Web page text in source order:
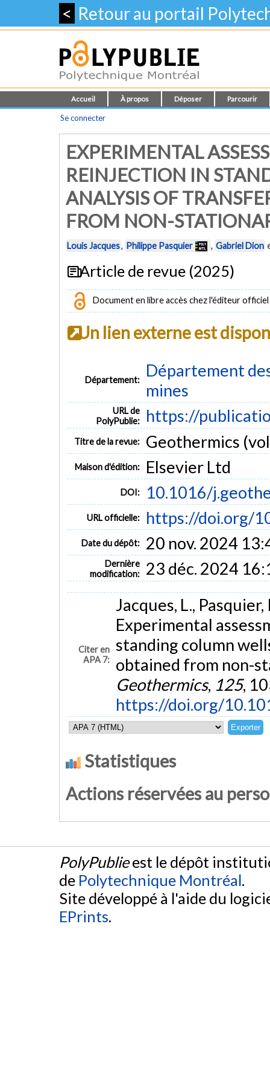
< Retour au portail
Accueil À propos Déposer Parcourir
Se connecter
EXPERIMENTAL
REINJECTION IN
ANALYSIS OF
FROM NON-
Louis Jacques, Philippe Pasquier , Gabriel Dion
Article de revue (2025)
Document en libre accès chez l'éditeur officiel
Un lien externe est
Département:
Département
mines
URL de
PolyPublie:
https://
Titre de la revue: Geothermics
Maison d'édition: Elsevier Ltd
DOI: 10.1016/
URL officielle: https://doi.org/
Date du dépôt: 20 nov. 2024
Dernière
modification:
23 déc. 2024
Citer en
APA 7:
Jacques, L.,
Experimental
standing column
obtained from non-
Geothermics, 125,
https://doi.org/
Statistiques
Actions réservées au
PolyPublieest le dépôt
de Polytechnique Montréal.
Site développé à l'aide du
EPrints.